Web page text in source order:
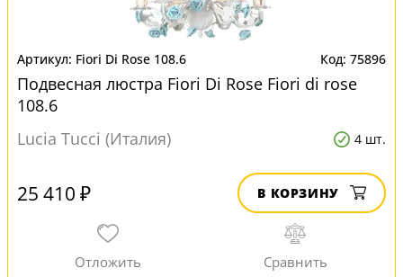
Fiori Di Rose 108.6 75896
Подвесная люстра Fiori Di Rose Fiori di rose
108.6
Lucia Tucci (Италия)
4 шт.
25 410 ₽ В КОРЗИНУ